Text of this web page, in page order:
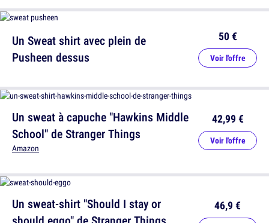
Un sweat à capuche "Hawkins Middle
School" de Stranger Things
Amazon
42,99 €
Voir l'offre
Un Sweat shirt avec plein de
Pusheen dessus
50 €
Voir l'offre
Un sweat-shirt "Should I stay or
46,9 €